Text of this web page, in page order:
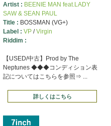
Artist : BEENIE MAN feat.LADY
SAW & SEAN PAUL
Title : BOSSMAN (VG+)
Label : VP/Virgin
Riddim :
【USED/中古】Prod by The
Neptunes ◆◆◆コンディション表
記についてはこちらを参照⇒ ...
詳しくはこちら